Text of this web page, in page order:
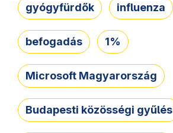
gyógyfürdők influenza
befogadás 1%
Microsoft Magyarország
Budapesti közösségi gyűlés